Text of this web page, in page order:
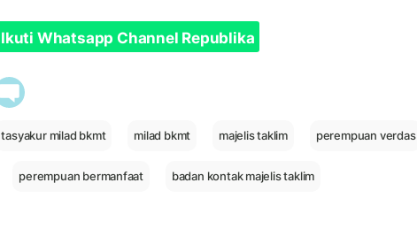
Ikuti Whatsapp Channel Republika
tasyakur milad bkmt milad bkmt majelis taklim perempuan verdas
perempuan bermanfaat badan kontak majelis taklim